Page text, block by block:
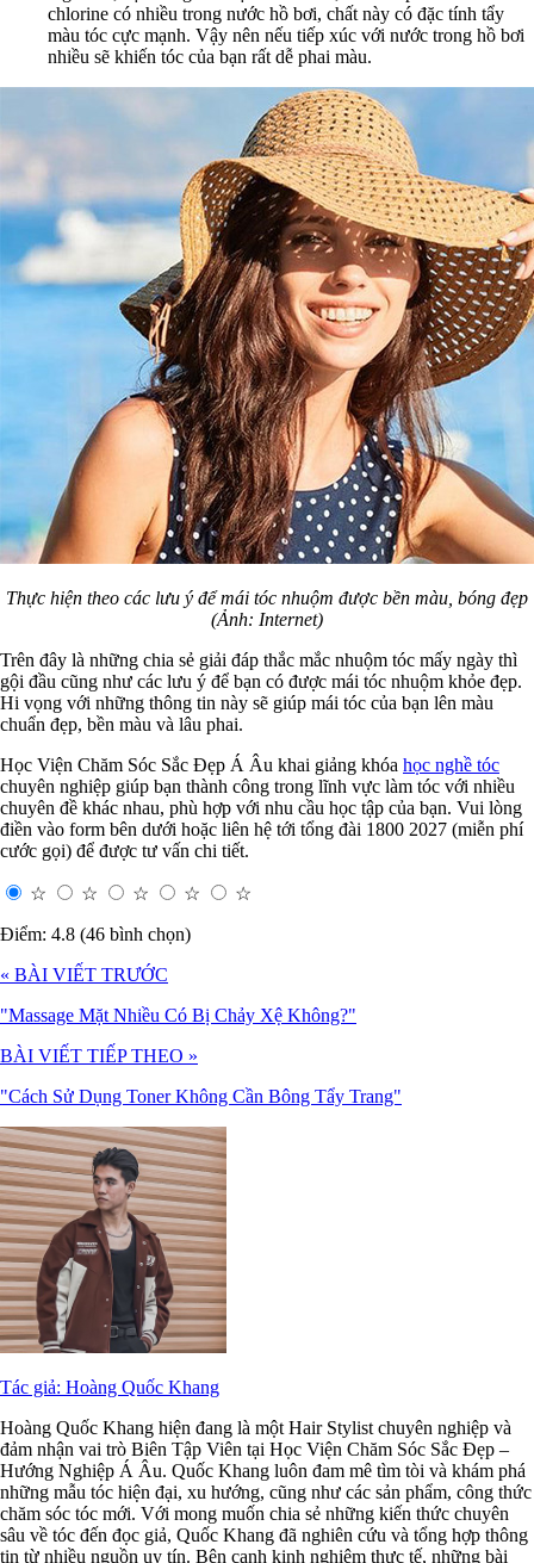
chlorine có nhiều trong nước hồ bơi, chất này có đặc tính tẩy
màu tóc cực mạnh. Vậy nên nếu tiếp xúc với nước trong hồ bơi
nhiều sẽ khiến tóc của bạn rất dễ phai màu.
Thực hiện theo các lưu ý để mái tóc nhuộm được bền màu, bóng đẹp
(Ảnh: Internet)
Trên đây là những chia sẻ giải đáp thắc mắc nhuộm tóc mấy ngày thì
gội đầu cũng như các lưu ý để bạn có được mái tóc nhuộm khỏe đẹp.
Hi vọng với những thông tin này sẽ giúp mái tóc của bạn lên màu
chuẩn đẹp, bền màu và lâu phai.
Học Viện Chăm Sóc Sắc Đẹp Á Âu khai giảng khóa học nghề tóc
chuyên nghiệp giúp bạn thành công trong lĩnh vực làm tóc với nhiều
chuyên đề khác nhau, phù hợp với nhu cầu học tập của bạn. Vui lòng
điền vào form bên dưới hoặc liên hệ tới tổng đài 1800 2027 (miễn phí
cước gọi) để được tư vấn chi tiết.
☆ ☆ ☆ ☆
☆
Điểm: 4.8 (46 bình chọn)
« BÀI VIẾT TRƯỚC
"Massage Mặt Nhiều Có Bị Chảy Xệ Không?"
BÀI VIẾT TIẾP THEO »
"Cách Sử Dụng Toner Không Cần Bông Tẩy Trang"
Tác giả: Hoàng Quốc Khang
Hoàng Quốc Khang hiện đang là một Hair Stylist chuyên nghiệp và
đảm nhận vai trò Biên Tập Viên tại Học Viện Chăm Sóc Sắc Đẹp –
Hướng Nghiệp Á Âu. Quốc Khang luôn đam mê tìm tòi và khám phá
những mẫu tóc hiện đại, xu hướng, cũng như các sản phẩm, công thức
chăm sóc tóc mới. Với mong muốn chia sẻ những kiến thức chuyên
sâu về tóc đến đọc giả, Quốc Khang đã nghiên cứu và tổng hợp thông
tin từ nhiều nguồn uy tín. Bên cạnh kinh nghiệm thực tế, những bài